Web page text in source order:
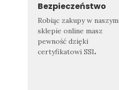
Bezpieczeństwo
Robiąc zakupy w naszym
sklepie online masz
pewność dzięki
certyfikatowi SSL